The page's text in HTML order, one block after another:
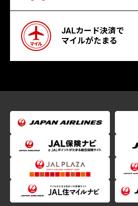
JALカード決済で
マイルがたまる